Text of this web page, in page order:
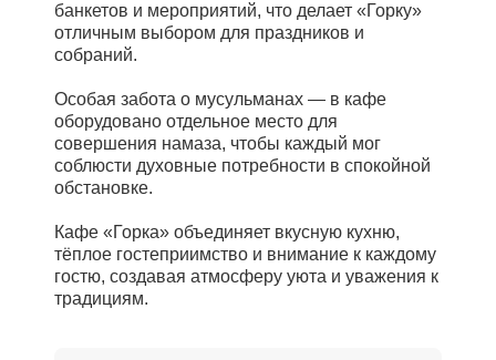
банкетов и мероприятий, что делает «Горку»
отличным выбором для праздников и
собраний.
Особая забота о мусульманах — в кафе
оборудовано отдельное место для
совершения намаза, чтобы каждый мог
соблюсти духовные потребности в спокойной
обстановке.
Кафе «Горка» объединяет вкусную кухню,
тёплое гостеприимство и внимание к каждому
гостю, создавая атмосферу уюта и уважения к
традициям.